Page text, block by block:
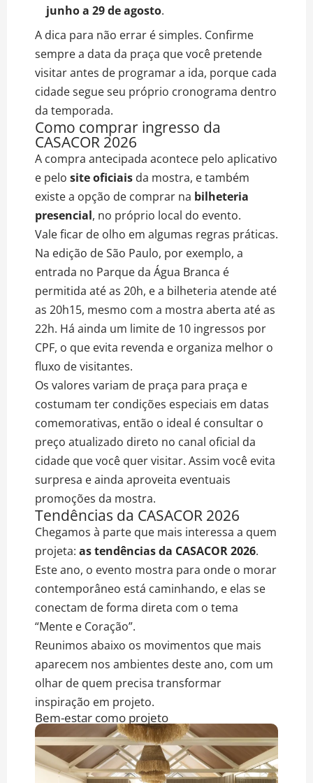
junho a 29 de agosto.
A dica para não errar é simples. Confirme
sempre a data da praça que você pretende
visitar antes de programar a ida, porque cada
cidade segue seu próprio cronograma dentro
da temporada.
Como comprar ingresso da
CASACOR 2026
A compra antecipada acontece pelo aplicativo
e pelo site oficiais da mostra, e também
existe a opção de comprar na bilheteria
presencial, no próprio local do evento.
Vale ficar de olho em algumas regras práticas.
Na edição de São Paulo, por exemplo, a
entrada no Parque da Água Branca é
permitida até as 20h, e a bilheteria atende até
as 20h15, mesmo com a mostra aberta até as
22h. Há ainda um limite de 10 ingressos por
CPF, o que evita revenda e organiza melhor o
fluxo de visitantes.
Os valores variam de praça para praça e
costumam ter condições especiais em datas
comemorativas, então o ideal é consultar o
preço atualizado direto no canal oficial da
cidade que você quer visitar. Assim você evita
surpresa e ainda aproveita eventuais
promoções da mostra.
Tendências da CASACOR 2026
Chegamos à parte que mais interessa a quem
projeta: as tendências da CASACOR 2026.
Este ano, o evento mostra para onde o morar
contemporâneo está caminhando, e elas se
conectam de forma direta com o tema
“Mente e Coração”.
Reunimos abaixo os movimentos que mais
aparecem nos ambientes deste ano, com um
olhar de quem precisa transformar
inspiração em projeto.
Bem-estar como projeto